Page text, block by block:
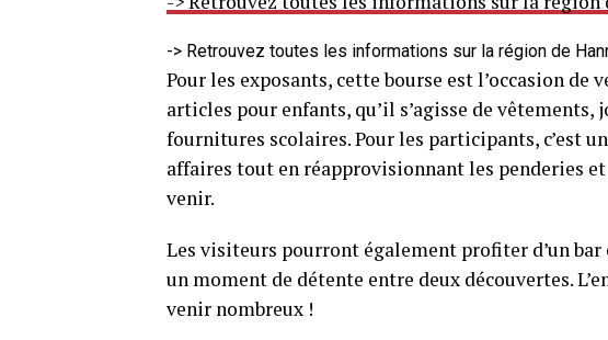
-> Retrouvez toutes les informations sur la région de
Pour les exposants, cette bourse est l’occasion de
articles pour enfants, qu’il s’agisse de
fournitures scolaires. Pour les participants, c’est
affaires tout en réapprovisionnant les penderies
venir.
Les visiteurs pourront également profiter d’un
un moment de détente entre deux découvertes.
venir nombreux !